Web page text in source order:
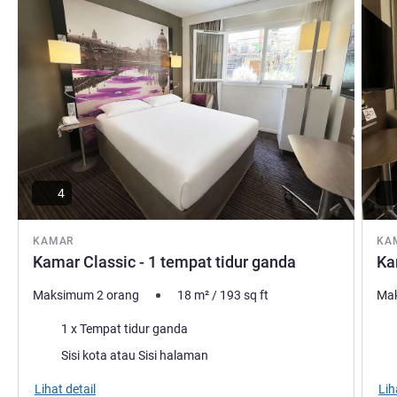
bersejarah, dekat lokasi tempat wisata.
Mariana LORE Manajemen Hotel
KAMAR
Kamar Classic - 1 tempat tidur ganda
4
Maksimum 2 orang 18 m²/ 193 sq ft
Selimut1 x Tempat tidur ganda
Pemandangan:
Sisi kota atau Sisi halaman
Lihat detail